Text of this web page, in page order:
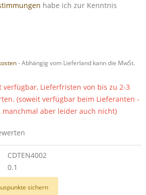
habe ich zur Kenntnis
- Abhängig vom Lieferland kann die MwSt.
Lieferfristen von bis zu 2-3
(soweit verfügbar beim Lieferanten -
manchmal aber leider auch nicht)
CDTEN4002
0.1
sichern